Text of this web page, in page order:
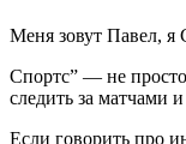
Меня зовут Павел, я
Спортс” — не просто
следить за матчами
Если говорить про